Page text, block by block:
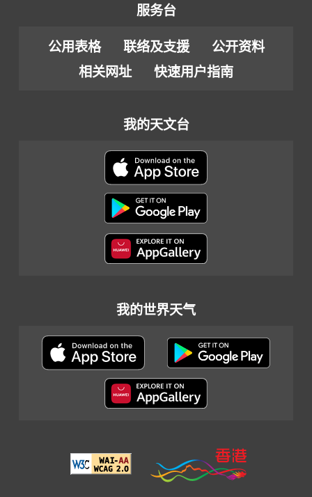
服务台
公用表格 联络及支援
公开资料
相关网址
快速用户指南
我的天文台
我的世界天气